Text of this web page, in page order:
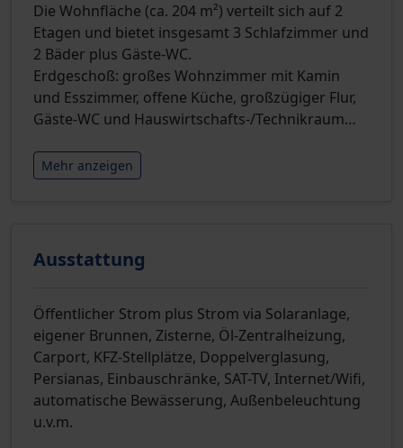
Die Wohnfläche (ca. 204 m²) verteilt sich auf 2
Etagen und bietet insgesamt 3 Schlafzimmer und
2 Bäder plus Gäste-WC.
Erdgeschoß: großes Wohnzimmer mit Kamin
und Esszimmer, offene Küche, großzügiger Flur,
Gäste-WC und Hauswirtschafts-/Technikraum…
Mehr anzeigen
Ausstattung
Öffentlicher Strom plus Strom via Solaranlage,
eigener Brunnen, Zisterne, Öl-Zentralheizung,
Carport, KFZ-Stellplätze, Doppelverglasung,
Persianas, Einbauschränke, SAT-TV, Internet/Wifi,
automatische Bewässerung, Außenbeleuchtung
u.v.m.